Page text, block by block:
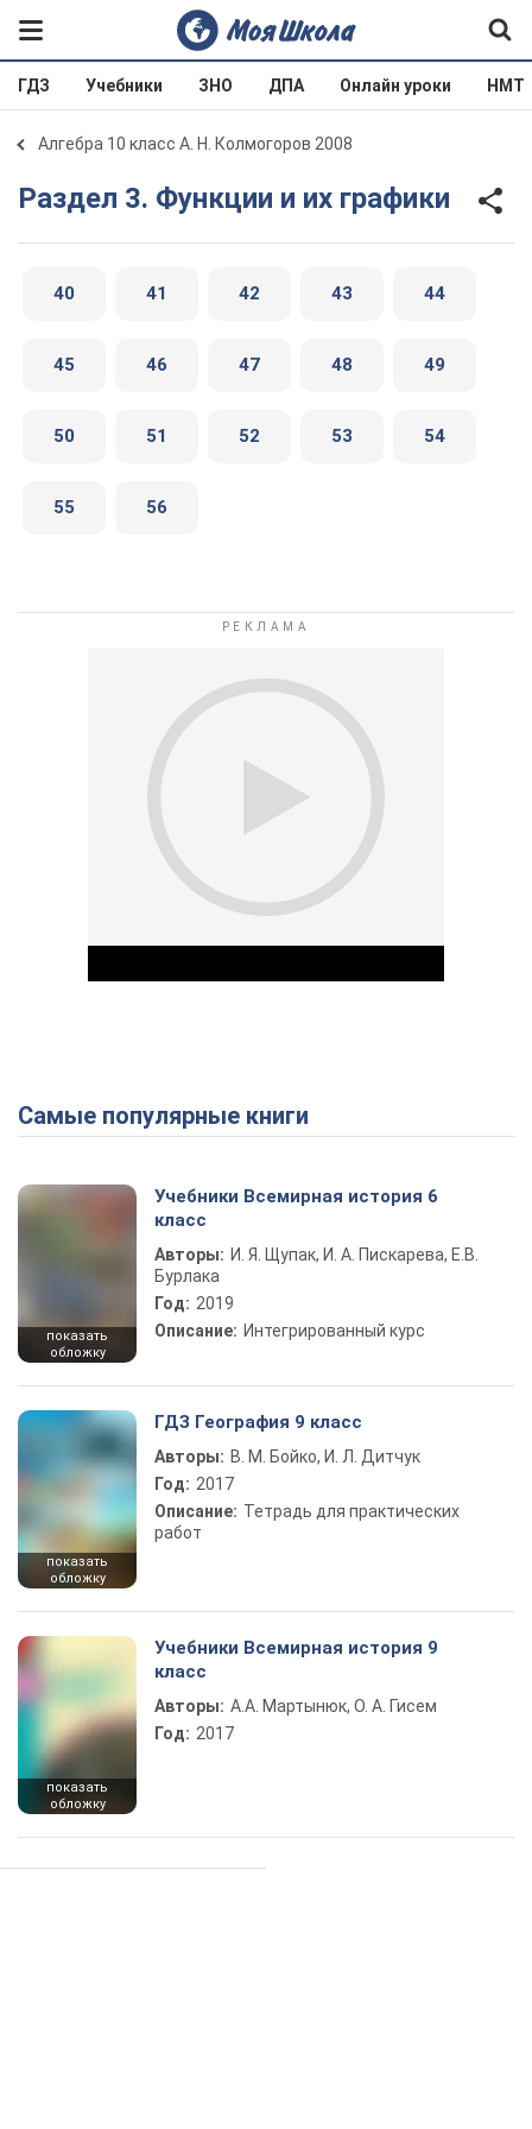
ГДЗ Учебники ЗНО ДПА Онлайн уроки НМТ
Алгебра 10 класс А. Н. Колмогоров 2008
Раздел 3. Функции и их графики
40 41 42 43 44
45 46 47 48 49
50 51 52 53 54
55 56
Play Video
Самые популярные книги
показать
обложку
Учебники Всемирная история 6
класс
Авторы: И. Я. Щупак, И. А. Пискарева, Е.В.
Бурлака
Год: 2019
Описание: Интегрированный курс
показать
обложку
ГДЗ География 9 класс
Авторы: В. М. Бойко, И. Л. Дитчук
Год: 2017
Описание: Тетрадь для практических
работ
показать
обложку
Учебники Всемирная история 9
класс
Авторы: А.А. Мартынюк, О. А. Гисем
Год: 2017